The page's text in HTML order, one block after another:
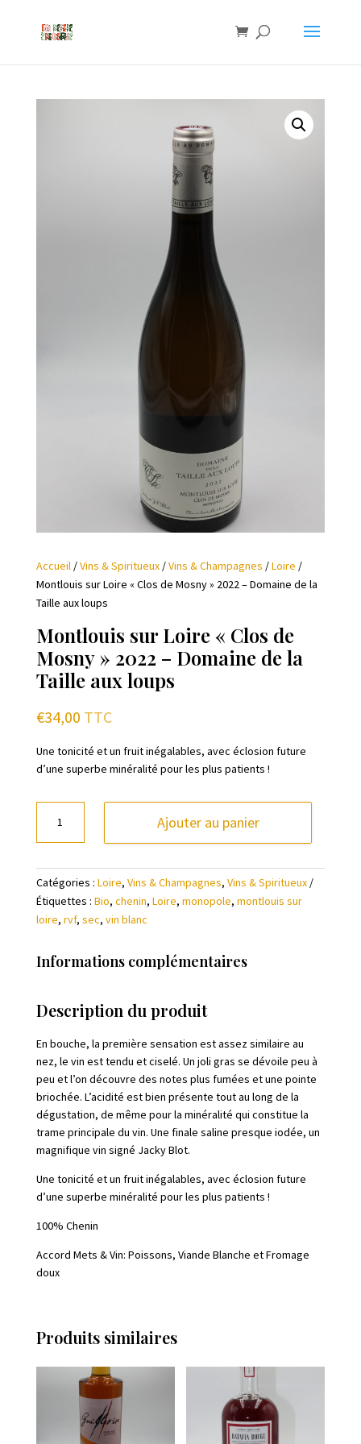
Accueil /Vins & Spiritueux/Vins & Champagnes /Loire /
Montlouis sur Loire « Clos de Mosny » 2022 – Domaine de la
Taille aux loups
Montlouis sur Loire « Clos de
Mosny » 2022 – Domaine de la
Taille aux loups
€34,00 TTC
Une tonicité et un fruit inégalables, avec éclosion future
d’une superbe minéralité pour les plus patients !
Montlouis
sur
Loire
"Clos
de
2022
de
Taille
aux
loups
Ajouter au panier
Catégories : Loire, Vins & Champagnes, Vins & Spiritueux
Étiquettes : Bio, chenin, Loire, monopole, montlouis sur
loire, rvf, sec, vin blanc
Informations complémentaires
Description du produit
En bouche, la première sensation est assez similaire au
nez, le vin est tendu et ciselé. Un joli gras se dévoile peu à
peu et l’on découvre des notes plus fumées et une pointe
briochée. L’acidité est bien présente tout au long de la
dégustation, de même pour la minéralité qui constitue la
trame principale du vin. Une finale saline presque iodée, un
magnifique vin signé Jacky Blot.
Une tonicité et un fruit inégalables, avec éclosion future
d’une superbe minéralité pour les plus patients !
100% Chenin
Accord Mets & Vin: Poissons, Viande Blanche et Fromage
doux
Produits similaires